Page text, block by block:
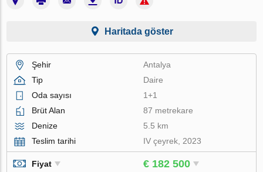
Haritada göster
Şehir
Antalya
Tip
Daire
Oda sayısı
1+1
Brüt Alan
87 metrekare
Denize
5.5 km
Teslim tarihi
IV çeyrek, 2023
Fiyat € 182 500